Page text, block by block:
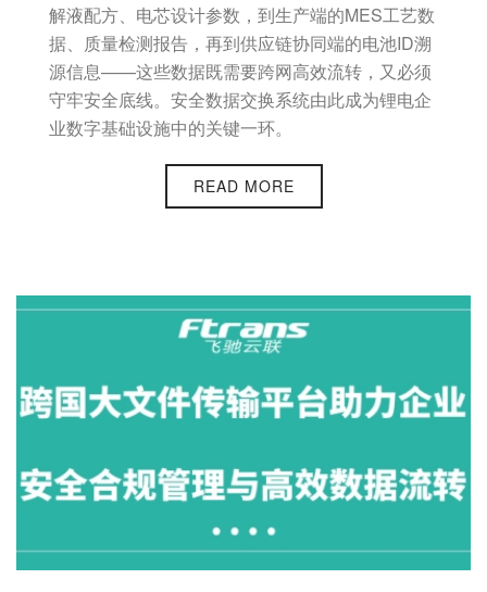
解液配方、电芯设计参数，到生产端的MES工艺数
据、质量检测报告，再到供应链协同端的电池ID溯
源信息——这些数据既需要跨网高效流转，又必须
守牢安全底线。安全数据交换系统由此成为锂电企
业数字基础设施中的关键一环。
READ MORE